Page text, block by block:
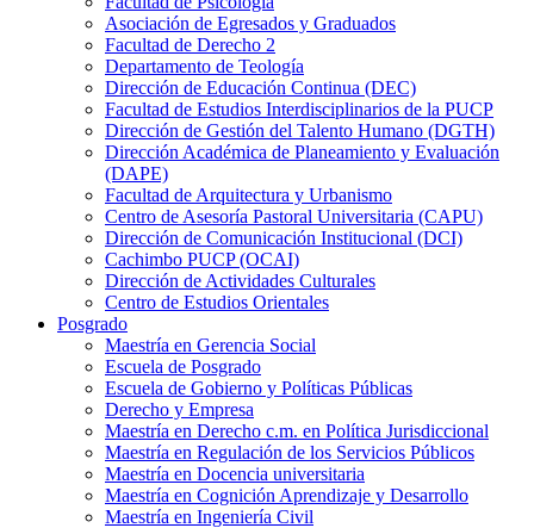
Asociación de Egresados y Graduados
Facultad de Derecho 2
Departamento de Teología
Dirección de Educación Continua (DEC)
Facultad de Estudios Interdisciplinarios de la PUCP
Dirección de Gestión del Talento Humano (DGTH)
Dirección Académica de Planeamiento y Evaluación
(DAPE)
Facultad de Arquitectura y Urbanismo
Centro de Asesoría Pastoral Universitaria (CAPU)
Dirección de Comunicación Institucional (DCI)
Cachimbo PUCP (OCAI)
Dirección de Actividades Culturales
Centro de Estudios Orientales
Posgrado
Maestría en Gerencia Social
Escuela de Posgrado
Escuela de Gobierno y Políticas Públicas
Derecho y Empresa
Maestría en Derecho c.m. en Política Jurisdiccional
Maestría en Regulación de los Servicios Públicos
Maestría en Docencia universitaria
Maestría en Cognición Aprendizaje y Desarrollo
Maestría en Ingeniería Civil